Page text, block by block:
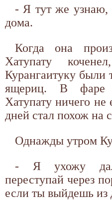
- Я тут же узнаю,
дома.
Когда она
Хатупату
Курангаитуку были
ящериц. В фаре
Хатупату ничего не
дней стал похож на
Однажды утром
- Я ухожу
переступай через
если ты выйдешь из